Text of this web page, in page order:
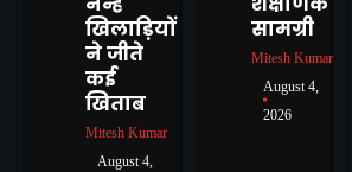
नन्हे
खिलाड़ियों
ने जीते
कई
खिताब
Mitesh Kumar
August 4,
शैक्षणिक
सामग्री
Mitesh Kumar
August 4,
2026
Mitesh Kumar
12वें दीक्षांत
विश्वविद्यालय में
Mitesh Kumar